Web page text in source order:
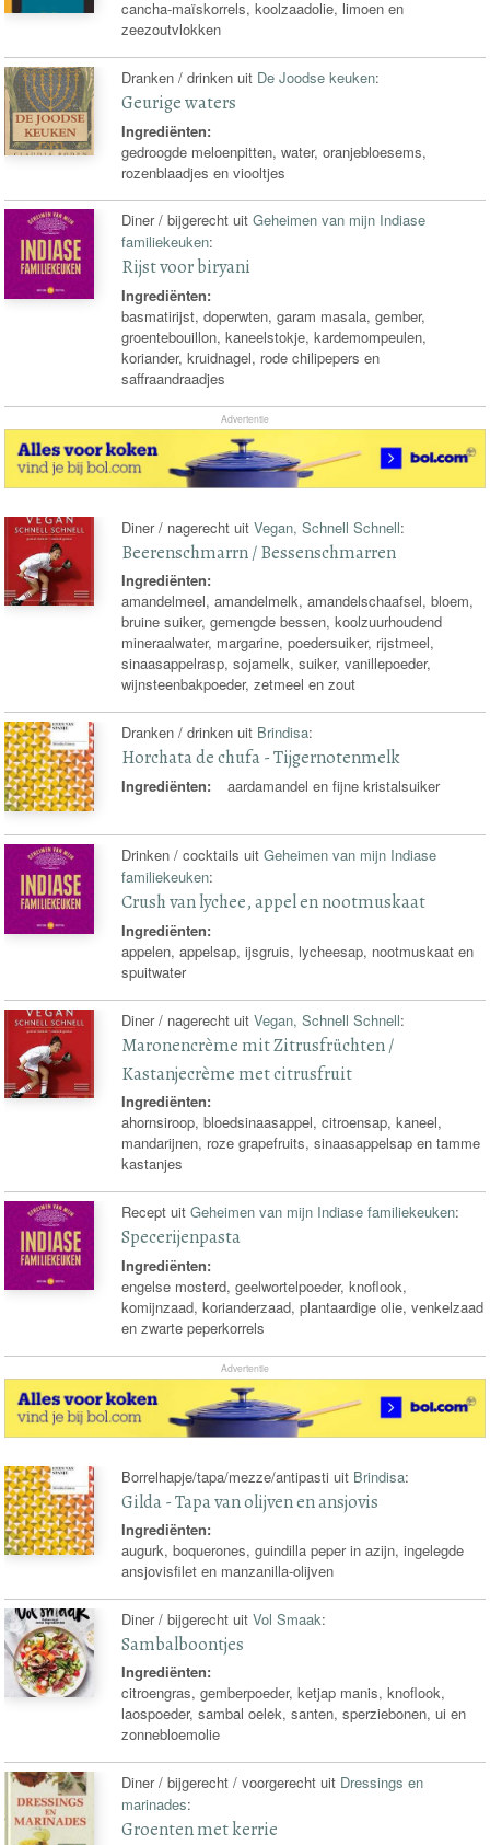
cancha-maïskorrels, koolzaadolie, limoen en
zeezoutvlokken
Dranken / drinken uit De Joodse keuken:
Geurige waters
Ingrediënten:
gedroogde meloenpitten, water, oranjebloesems,
rozenblaadjes en viooltjes
Diner / bijgerecht uitGeheimen van mijn Indiase
familiekeuken:
Rijst voor biryani
Ingrediënten:
basmatirijst, doperwten, garam masala, gember,
groentebouillon, kaneelstokje, kardemompeulen,
koriander, kruidnagel, rode chilipepers en
saffraandraadjes
Advertentie
Diner / nagerecht uitVegan, Schnell Schnell:
Beerenschmarrn / Bessenschmarren
Ingrediënten:
amandelmeel, amandelmelk, amandelschaafsel, bloem,
bruine suiker, gemengde bessen, koolzuurhoudend
mineraalwater, margarine, poedersuiker, rijstmeel,
sinaasappelrasp, sojamelk, suiker, vanillepoeder,
wijnsteenbakpoeder, zetmeel en zout
Dranken / drinken uit Brindisa:
Horchata de chufa - Tijgernotenmelk
Ingrediënten: aardamandel en fijne kristalsuiker
Drinken / cocktails uitGeheimen van mijn Indiase
familiekeuken:
Crush van lychee, appel en nootmuskaat
Ingrediënten:
appelen, appelsap, ijsgruis, lycheesap, nootmuskaat en
spuitwater
Diner / nagerecht uitVegan, Schnell Schnell:
Maronencrème mit Zitrusfrüchten /
Kastanjecrème met citrusfruit
Ingrediënten:
ahornsiroop, bloedsinaasappel, citroensap, kaneel,
mandarijnen, roze grapefruits, sinaasappelsap en tamme
kastanjes
Recept uitGeheimen van mijn Indiase familiekeuken:
Specerijenpasta
Ingrediënten:
engelse mosterd, geelwortelpoeder, knoflook,
komijnzaad, korianderzaad, plantaardige olie, venkelzaad
en zwarte peperkorrels
Advertentie
Borrelhapje/tapa/mezze/antipasti uit Brindisa:
Gilda - Tapa van olijven en ansjovis
Ingrediënten:
augurk, boquerones, guindilla peper in azijn, ingelegde
ansjovisfilet en manzanilla-olijven
Diner / bijgerecht uitVol Smaak:
Sambalboontjes
Ingrediënten:
citroengras, gemberpoeder, ketjap manis, knoflook,
laospoeder, sambal oelek, santen, sperziebonen, ui en
zonnebloemolie
Diner / bijgerecht / voorgerecht uit Dressings en
marinades:
Groenten met kerrie